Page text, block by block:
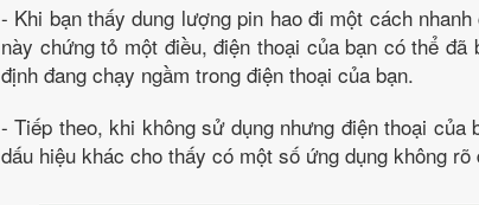
- Khi bạn thấy dung lượng pin hao đi một cách
này chứng tỏ một điều, điện thoại của bạn có thể
định đang chạy ngầm trong điện thoại của bạn.
- Tiếp theo, khi không sử dụng nhưng điện thoại
dấu hiệu khác cho thấy có một số ứng dụng không